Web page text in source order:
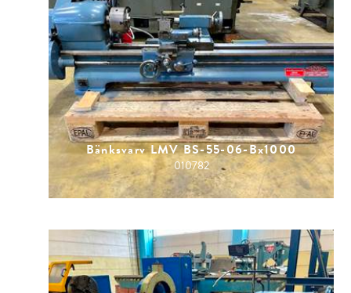
Bänksvarv LMV BS-55-06-Bx1000
010782